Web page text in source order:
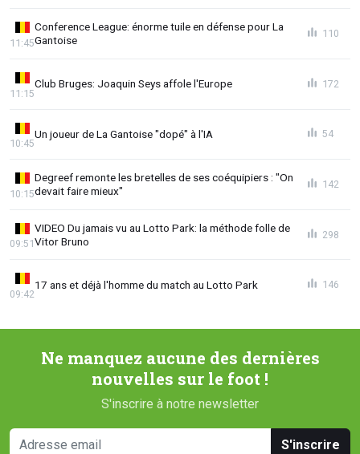
Conference League: énorme tuile en défense pour La
Gantoise
11:45
110
Club Bruges: Joaquin Seys affole l'Europe
11:15
172
Un joueur de La Gantoise "dopé" à l'IA
10:45
54
Degreef remonte les bretelles de ses coéquipiers : "On
devait faire mieux"
10:15
142
VIDEO Du jamais vu au Lotto Park: la méthode folle de
Vitor Bruno
09:51
298
17 ans et déjà l'homme du match au Lotto Park
09:42
146
Ne manquez aucune des dernières
nouvelles sur le foot !
S'inscrire à notre newsletter
S'inscrire